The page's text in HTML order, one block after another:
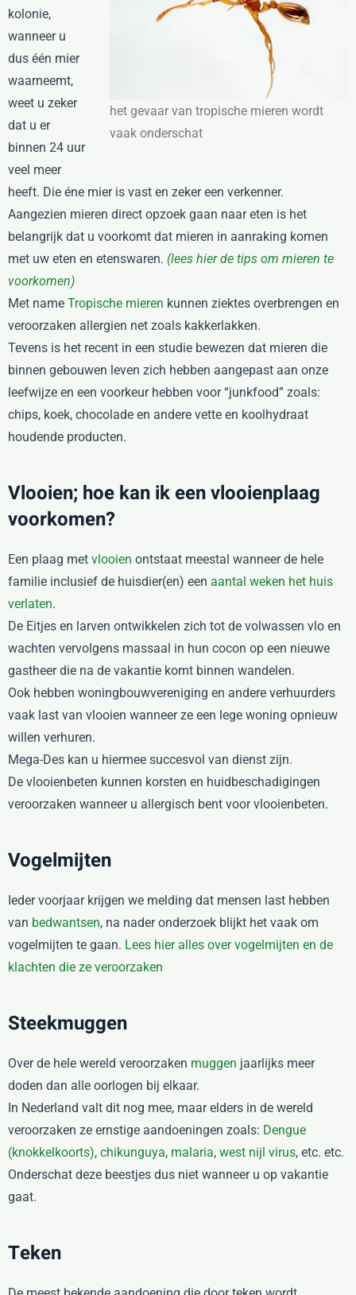
het gevaar van tropische mieren wordt
vaak onderschat
kolonie,
wanneer u
dus één mier
waarneemt,
weet u zeker
dat u er
binnen 24 uur
veel meer
heeft. Die éne mier is vast en zeker een verkenner.
Aangezien mieren direct opzoek gaan naar eten is het
belangrijk dat u voorkomt dat mieren in aanraking komen
met uw eten en etenswaren. (lees hier de tips om mieren te
voorkomen)
Met name Tropische mieren kunnen ziektes overbrengen en
veroorzaken allergien net zoals kakkerlakken.
Tevens is het recent in een studie bewezen dat mieren die
binnen gebouwen leven zich hebben aangepast aan onze
leefwijze en een voorkeur hebben voor “junkfood” zoals:
chips, koek, chocolade en andere vette en koolhydraat
houdende producten.
Vlooien; hoe kan ik een vlooienplaag
voorkomen?
Een plaag met vlooien ontstaat meestal wanneer de hele
familie inclusief de huisdier(en) een aantal weken het huis
verlaten.
De Eitjes en larven ontwikkelen zich tot de volwassen vlo en
wachten vervolgens massaal in hun cocon op een nieuwe
gastheer die na de vakantie komt binnen wandelen.
Ook hebben woningbouwvereniging en andere verhuurders
vaak last van vlooien wanneer ze een lege woning opnieuw
willen verhuren.
Mega-Des kan u hiermee succesvol van dienst zijn.
De vlooienbeten kunnen korsten en huidbeschadigingen
veroorzaken wanneer u allergisch bent voor vlooienbeten.
Vogelmijten
Ieder voorjaar krijgen we melding dat mensen last hebben
van bedwantsen, na nader onderzoek blijkt het vaak om
vogelmijten te gaan. Lees hier alles over vogelmijten en de
klachten die ze veroorzaken
Steekmuggen
Over de hele wereld veroorzaken muggen jaarlijks meer
doden dan alle oorlogen bij elkaar.
In Nederland valt dit nog mee, maar elders in de wereld
veroorzaken ze ernstige aandoeningen zoals: Dengue
(knokkelkoorts), chikunguya, malaria, west nijl virus, etc. etc.
Onderschat deze beestjes dus niet wanneer u op vakantie
gaat.
Teken